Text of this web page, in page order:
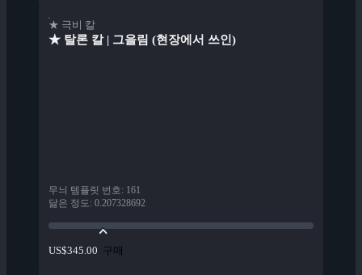
★ 극비 칼
★ 탈론 칼 | 그을림 (현장에서 쓰인)
무늬 템플릿 번호: 161
닳은 정도: 0.207328692
US$345.00 구매